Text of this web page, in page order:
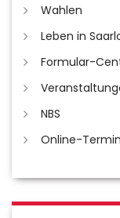
Wahlen
Leben in
Formular-
NBS
Online-